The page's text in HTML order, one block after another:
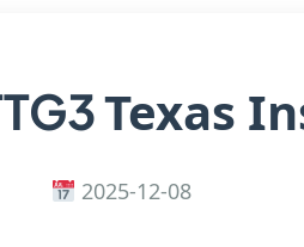
Texas
2025-12-08